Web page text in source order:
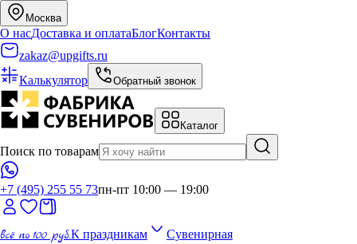
Москва
О насДоставка и оплатаБлогКонтакты
zakaz@upgifts.ru
Калькулятор
Обратный звонок
Каталог
Поиск по товарам
+7 (495) 255 55 73пн-пт 10:00 — 19:00
всё по 100 руб.К праздникам
Сувенирная